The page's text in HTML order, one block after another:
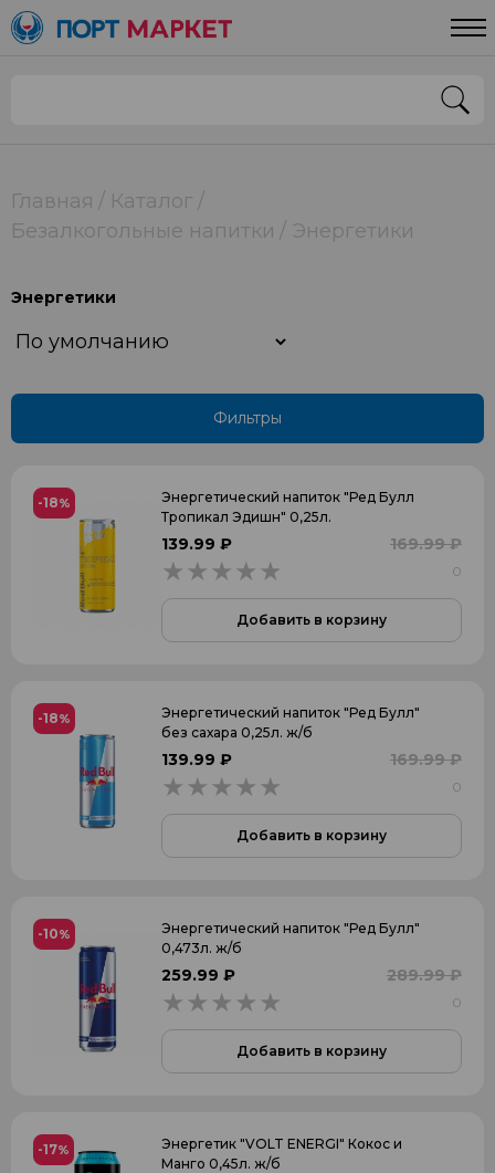
Главная
Каталог
Безалкогольные напитки
Энергетики
Энергетики
Фильтры
-18%
Энергетический напиток "Ред Булл
Тропикал Эдишн" 0,25л.
139.99 ₽ 169.99 ₽
0
Добавить в корзину
-18%
Энергетический напиток "Ред Булл"
без сахара 0,25л. ж/б
139.99 ₽ 169.99 ₽
0
Добавить в корзину
-10%
Энергетический напиток "Ред Булл"
0,473л. ж/б
259.99 ₽ 289.99 ₽
0
Добавить в корзину
-17%
Энергетик "VOLT ENERGI" Кокос и
Манго 0,45л. ж/б